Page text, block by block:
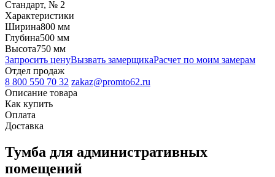
Характеристики
Ширина800 мм
Глубина500 мм
Высота750 мм
Запросить ценуВызвать замерщикаРасчет по моим замерам
Отдел продаж
8 800 550 70 32 zakaz@promto62.ru
Описание товара
Как купить
Оплата
Доставка
Тумба для административных
помещений